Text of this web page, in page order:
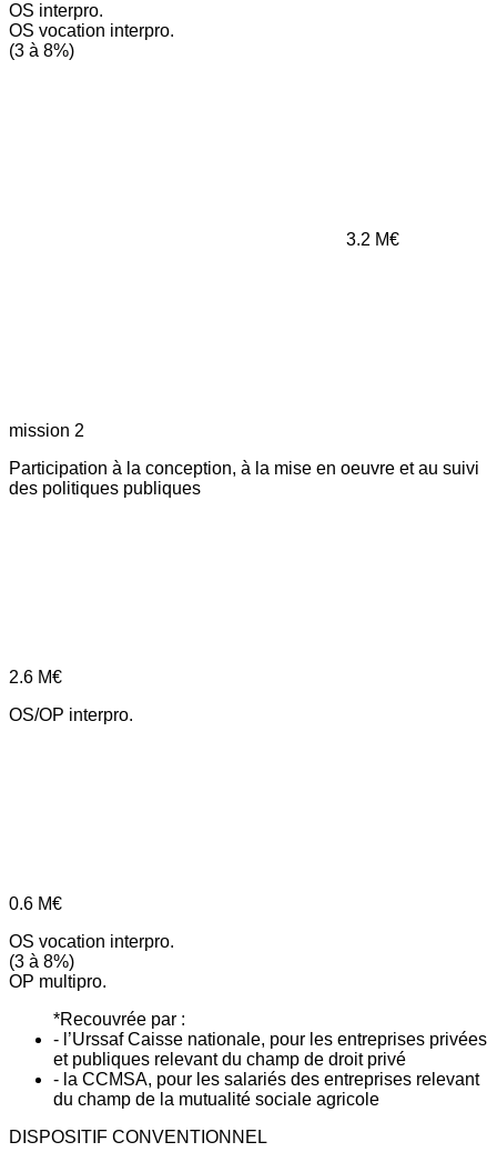
OS interpro.
OS vocation interpro.
(3 à 8%)
3.2 M€
mission 2
Participation à la conception, à la mise en oeuvre et au suivi
des politiques publiques
2.6 M€
OS/OP interpro.
0.6 M€
OS vocation interpro.
(3 à 8%)
OP multipro.
*Recouvrée par :
- l’Urssaf Caisse nationale, pour les entreprises privées
et publiques relevant du champ de droit privé
- la CCMSA, pour les salariés des entreprises relevant
du champ de la mutualité sociale agricole
DISPOSITIF CONVENTIONNEL